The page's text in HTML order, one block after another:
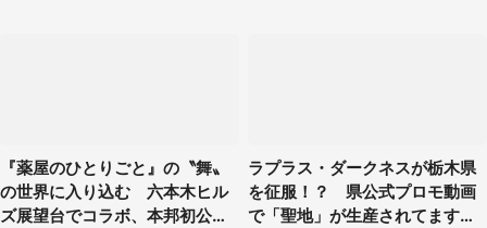
『薬屋のひとりごと』の〝舞〟
の世界に入り込む 六本木ヒル
ズ展望台でコラボ、本邦初公開
ラプラス・ダークネスが栃木県
を征服！？ 県公式プロモ動画
で「聖地」が生産されてます【7